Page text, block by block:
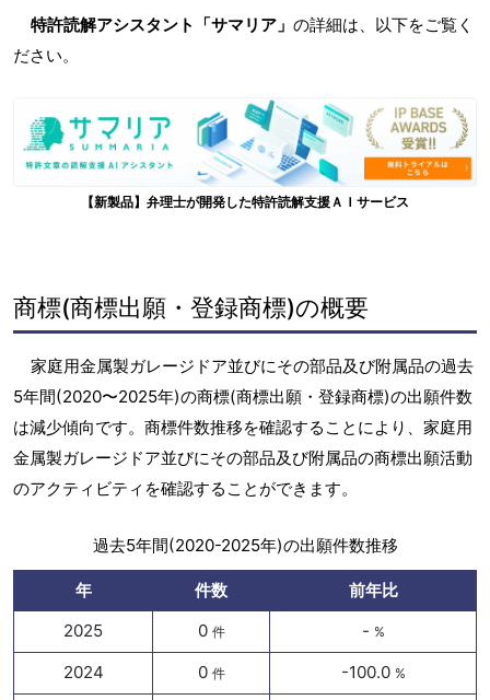
特許読解アシスタント「サマリア」 の詳細は、以下をご覧く
ださい。
【新製品】弁理士が開発した特許読解支援ＡＩサービス
商標(商標出願・登録商標)の概要
家庭用金属製ガレージドア並びにその部品及び附属品の過去
5年間(2020〜2025年)の商標(商標出願・登録商標)の出願件数
は減少傾向です。商標件数推移を確認することにより、家庭用
金属製ガレージドア並びにその部品及び附属品の商標出願活動
のアクティビティを確認することができます。
過去5年間(2020-2025年)の出願件数推移
年 件数
前年比
2025
0 件 - %
2024 0 件 -100.0 %